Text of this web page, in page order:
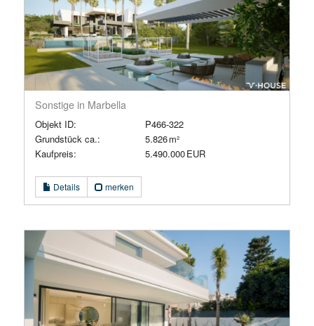
Sonstige in Marbella
Objekt ID:
P466-322
Grund­stück ca.:
5.826 m²
Kaufpreis:
5.490.000 EUR
Details merken